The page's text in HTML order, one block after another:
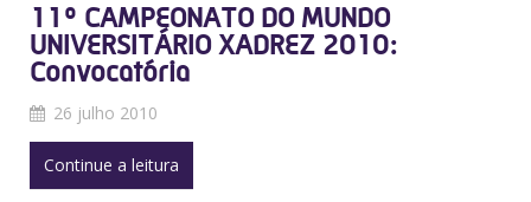
11º CAMPEONATO DO MUNDO
UNIVERSITÁRIO XADREZ 2010:
Convocatória
26 julho 2010
Continue a leitura